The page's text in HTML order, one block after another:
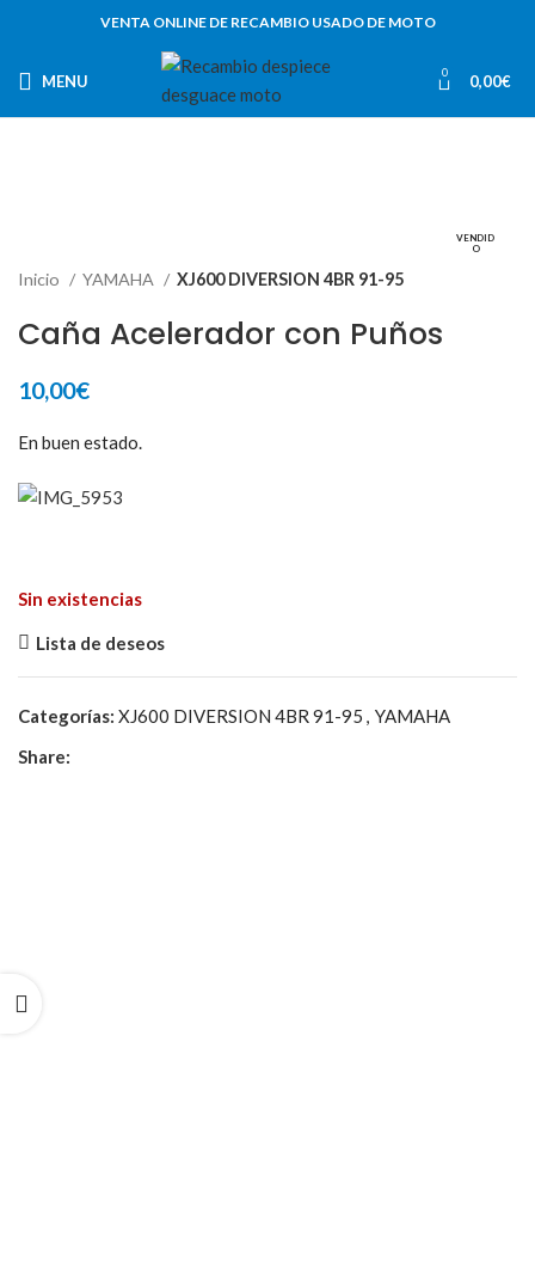
VENTA ONLINE DE RECAMBIO USADO DE MOTO
MENU 0 0,00€
VENDID
O
Inicio YAMAHA XJ600 DIVERSION 4BR 91-95
Caña Acelerador con Puños
10,00€
En buen estado.
Sin existencias
Lista de deseos
Categorías: XJ600 DIVERSION 4BR 91-95 , YAMAHA
Share: